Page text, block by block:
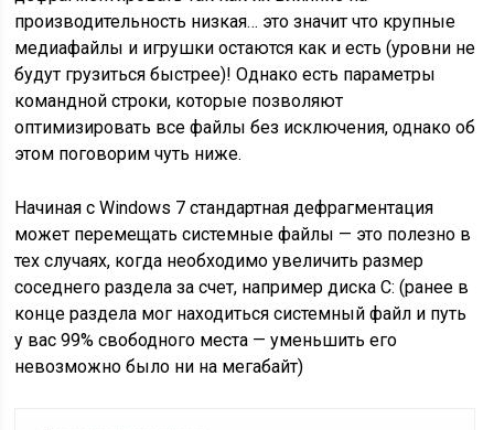
производительность низкая… это значит что крупные
медиафайлы и игрушки остаются как и есть (уровни не
будут грузиться быстрее)! Однако есть параметры
командной строки, которые позволяют
оптимизировать все файлы без исключения, однако об
этом поговорим чуть ниже.
Начиная с Windows 7 стандартная дефрагментация
может перемещать системные файлы — это полезно в
тех случаях, когда необходимо увеличить размер
соседнего раздела за счет, например диска С: (ранее в
конце раздела мог находиться системный файл и путь
у вас 99% свободного места — уменьшить его
невозможно было ни на мегабайт)